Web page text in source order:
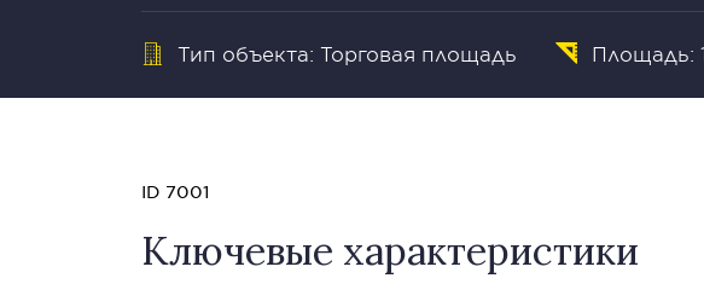
Тип объекта: Торговая площадь Площадь:
ID 7001
Ключевые характеристики